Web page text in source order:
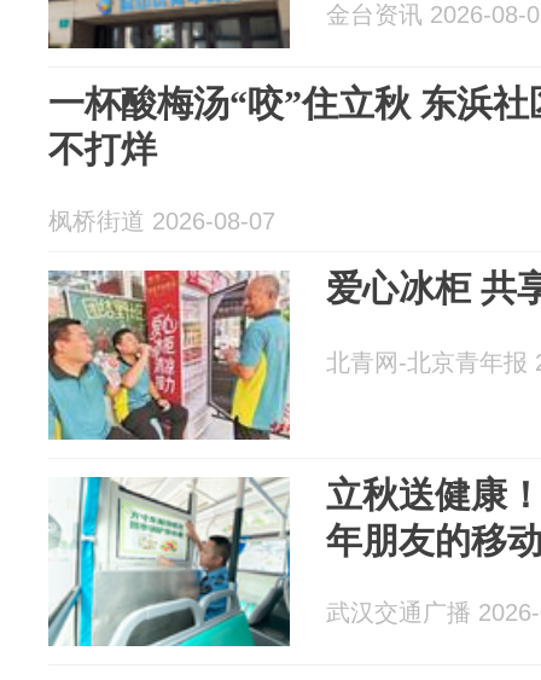
金台资讯 2026-08-
一杯酸梅汤“咬”住立秋 东浜
不打烊
枫桥街道 2026-08-07
爱心冰柜 共
北青网-北京青年报
立秋送健康
年朋友的移
武汉交通广播